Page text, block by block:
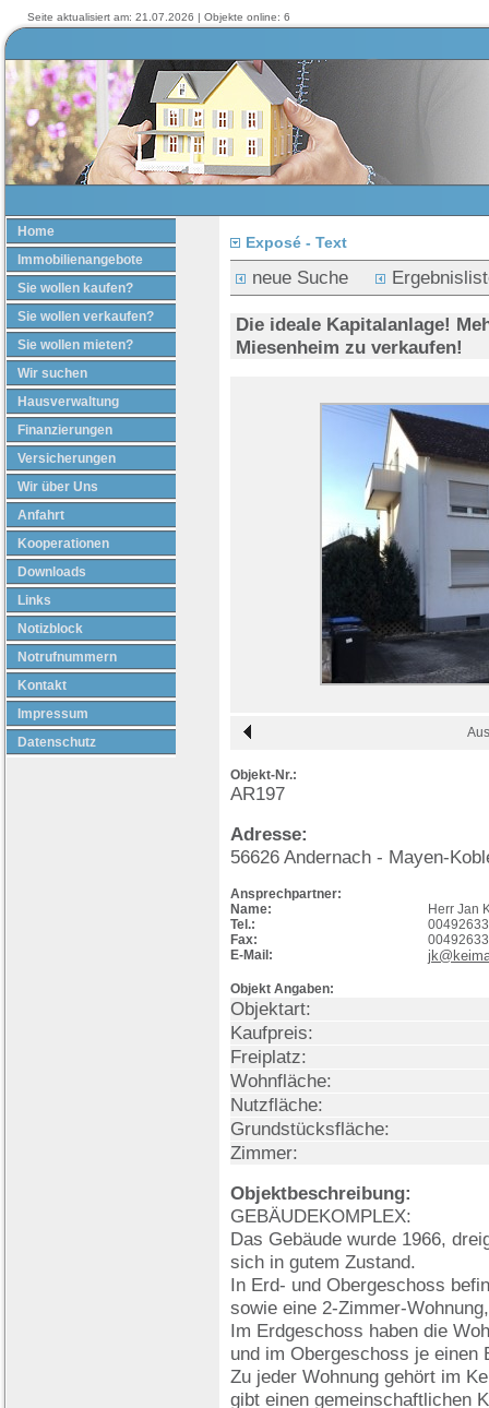
Seite aktualisiert am: 21.07.2026 | Objekte online: 6
Home
Immobilienangebote
Sie wollen kaufen?
Sie wollen verkaufen?
Sie wollen mieten?
Wir suchen
Hausverwaltung
Finanzierungen
Versicherungen
Wir über Uns
Anfahrt
Kooperationen
Downloads
Links
Notizblock
Notrufnummern
Kontakt
Impressum
Datenschutz
Exposé - Text
neue Suche
Die ideale Kapitalanlage!
Miesenheim zu verkaufen!
Objekt-Nr.:
AR197
Adresse:
56626 Andernach - Mayen-
Ansprechpartner:
Name:
Herr Jan
Tel.:
Fax:
E-Mail:
Objekt Angaben:
Objektart:
Kaufpreis:
Freiplatz:
Wohnfläche:
Nutzfläche:
Grundstücksfläche:
Zimmer:
Objektbeschreibung:
GEBÄUDEKOMPLEX:
Das Gebäude wurde 1966,
sich in gutem Zustand.
In Erd- und Obergeschoss
sowie eine 2-Zimmer-
Im Erdgeschoss haben die
und im Obergeschoss je einen
Zu jeder Wohnung gehört im
gibt einen gemeinschaftlichen